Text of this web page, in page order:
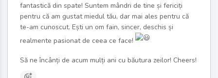
fantastică din spate! Suntem mândri de tine și fericiți
pentru că am gustat miedul tău, dar mai ales pentru că
te-am cunoscut. Ești un om fain, sincer, deschis și
realmente pasionat de ceea ce face!
Să ne încânți de acum mulți ani cu băutura zeilor! Cheers!